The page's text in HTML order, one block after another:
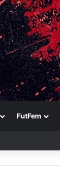
FutFem